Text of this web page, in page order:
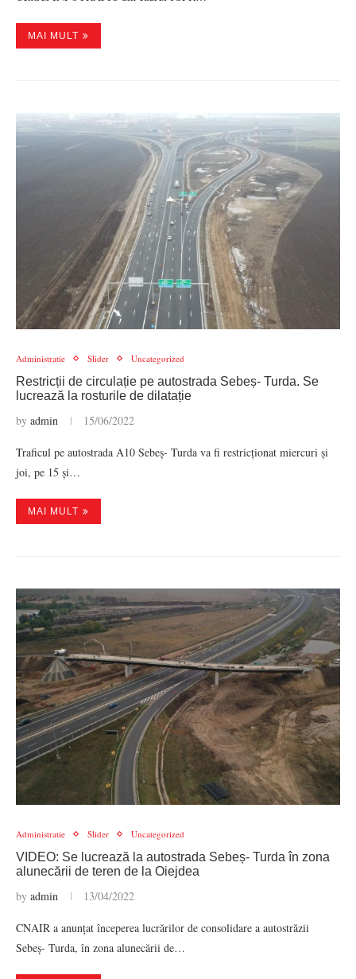
MAI MULT
Administratie Slider Uncategorized
Restricții de circulație pe autostrada Sebeș- Turda. Se
lucrează la rosturile de dilatație
by admin 15/06/2022
Traficul pe autostrada A10 Sebeș- Turda va fi restricționat miercuri și
joi, pe 15 și…
MAI MULT
Administratie Slider Uncategorized
VIDEO: Se lucrează la autostrada Sebeș- Turda în zona
alunecării de teren de la Oiejdea
by admin 13/04/2022
CNAIR a anunțat începerea lucrărilor de consolidare a autostrăzii
Sebeș- Turda, în zona alunecării de…